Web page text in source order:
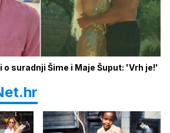
suradnji Šime i Maje Šuput: 'Vrh je!'